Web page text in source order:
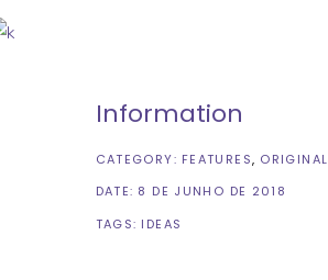
Information
CATEGORY: FEATURES
ORIGINAL
DATE: 8 DE JUNHO DE 2018
TAGS: IDEAS